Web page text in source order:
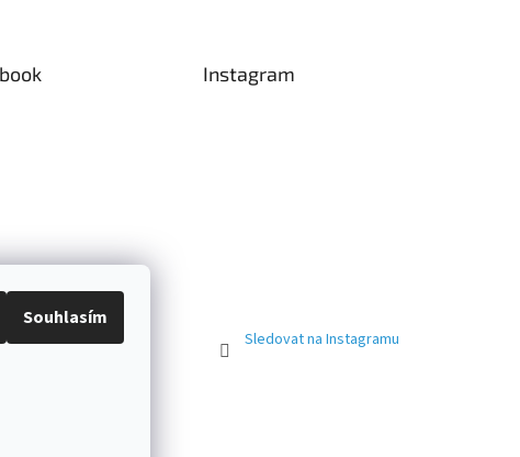
Souhlasím
Instagram
Sledovat na Instagramu